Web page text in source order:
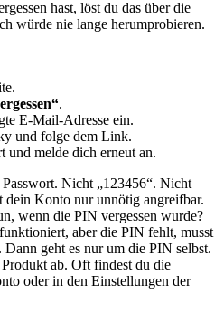
hast, löst du das über die
würde nie lange herumprobieren.
.
E-Mail-Adresse ein.
und folge dem Link.
und melde dich erneut an.
Nicht „123456“. Nicht
dein Konto nur unnötig angreifbar.
wenn die PIN vergessen wurde?
aber die PIN fehlt, musst
geht es nur um die PIN selbst.
ab. Oft findest du die
oder in den Einstellungen der